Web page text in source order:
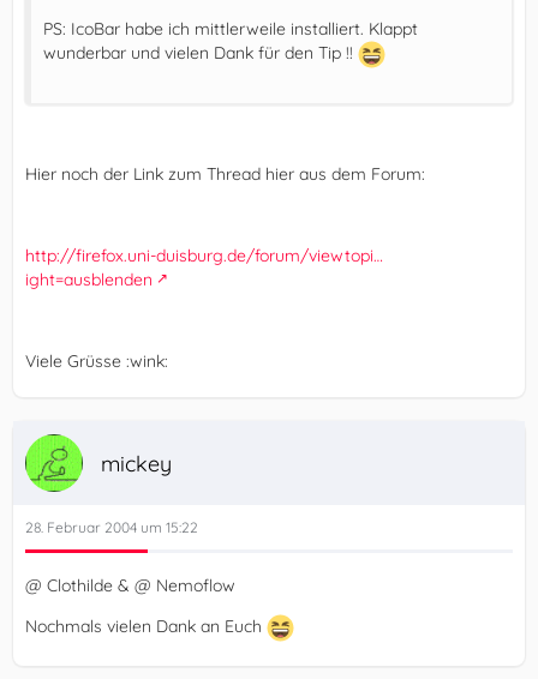
PS: IcoBar habe ich mittlerweile installiert. Klappt
wunderbar und vielen Dank für den Tip !!
Hier noch der Link zum Thread hier aus dem Forum:
http://firefox.uni-duisburg.de/forum/viewtopi…
ight=ausblenden
Viele Grüsse :wink:
mickey
28. Februar 2004 um 15:22
@ Clothilde & @ Nemoflow
Nochmals vielen Dank an Euch